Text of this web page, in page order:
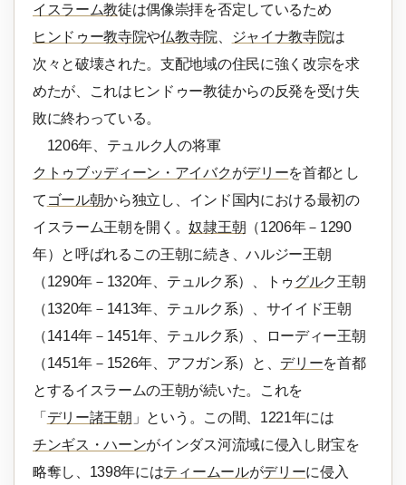
イスラーム教徒は偶像崇拝を否定しているため
ヒンドゥー教寺院や仏教寺院 ジャイナ教寺院は
次々と破壊された。支配地域の住民に強く改宗を求
めたが、これはヒンドゥー教徒からの反発を受け失
敗に終わっている。
1206年、テュルク人の将軍
クトゥブッディーン・アイバク がデリーを首都とし
て ゴール朝から独立し、インド国内における最初の
イスラーム王朝を開く。奴隷王朝 （1206年－1290
年）と呼ばれるこの王朝に続き、ハルジー王朝
（1290年－1320年、テュルク系）、トゥ グルク王朝
（1320年－1413年、テュルク系）、サイイド王朝
（1414年－1451年、テュルク系）、ローディー王朝
（1451年－1526年、アフガン系）と、 デリーを首都
とするイスラームの王朝が続いた。これを
「 デリー諸王朝 」という。この間、1221年には
チンギス・ハーンがインダス河流域に侵入し財宝を
略奪し、1398年にはティームールがデリーに侵入